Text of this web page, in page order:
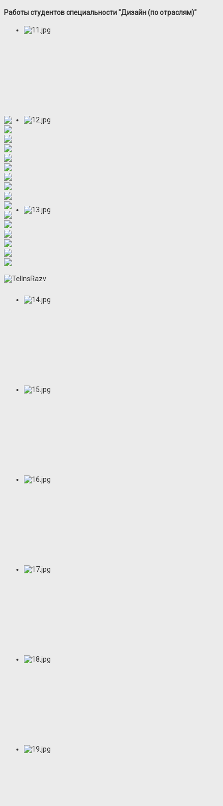
Работы студентов специальности "Дизайн (по отраслям)"